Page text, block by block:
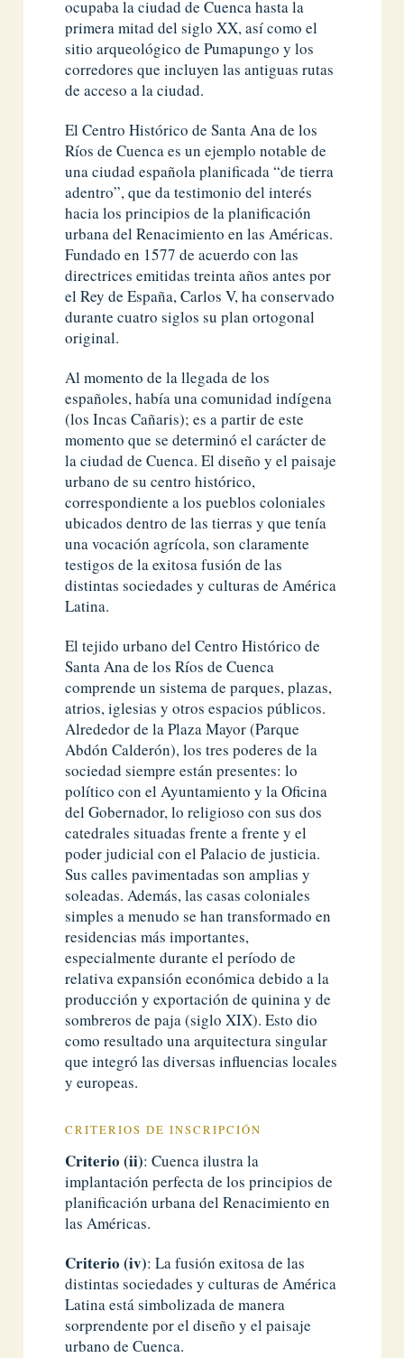
ocupaba la ciudad de Cuenca hasta la
primera mitad del siglo XX, así como el
sitio arqueológico de Pumapungo y los
corredores que incluyen las antiguas rutas
de acceso a la ciudad.
El Centro Histórico de Santa Ana de los
Ríos de Cuenca es un ejemplo notable de
una ciudad española planificada “de tierra
adentro”, que da testimonio del interés
hacia los principios de la planificación
urbana del Renacimiento en las Américas.
Fundado en 1577 de acuerdo con las
directrices emitidas treinta años antes por
el Rey de España, Carlos V, ha conservado
durante cuatro siglos su plan ortogonal
original.
Al momento de la llegada de los
españoles, había una comunidad indígena
(los Incas Cañaris); es a partir de este
momento que se determinó el carácter de
la ciudad de Cuenca. El diseño y el paisaje
urbano de su centro histórico,
correspondiente a los pueblos coloniales
ubicados dentro de las tierras y que tenía
una vocación agrícola, son claramente
testigos de la exitosa fusión de las
distintas sociedades y culturas de América
Latina.
El tejido urbano del Centro Histórico de
Santa Ana de los Ríos de Cuenca
comprende un sistema de parques, plazas,
atrios, iglesias y otros espacios públicos.
Alrededor de la Plaza Mayor (Parque
Abdón Calderón), los tres poderes de la
sociedad siempre están presentes: lo
político con el Ayuntamiento y la Oficina
del Gobernador, lo religioso con sus dos
catedrales situadas frente a frente y el
poder judicial con el Palacio de justicia.
Sus calles pavimentadas son amplias y
soleadas. Además, las casas coloniales
simples a menudo se han transformado en
residencias más importantes,
especialmente durante el período de
relativa expansión económica debido a la
producción y exportación de quinina y de
sombreros de paja (siglo XIX). Esto dio
como resultado una arquitectura singular
que integró las diversas influencias locales
y europeas.
CRITERIOS DE INSCRIPCIÓN
Criterio (ii): Cuenca ilustra la
implantación perfecta de los principios de
planificación urbana del Renacimiento en
las Américas.
Criterio (iv): La fusión exitosa de las
distintas sociedades y culturas de América
Latina está simbolizada de manera
sorprendente por el diseño y el paisaje
urbano de Cuenca.